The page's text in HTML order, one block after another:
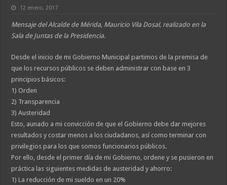
12 enero, 2017
Mensaje del Alcalde de Mérida, Mauricio Vila Dosal, realizado en la
Sala de Juntas de la Presidencia.
Desde el inicio de mi Gobierno Municipal partimos de la premisa de
que los recursos públicos se deben administrar con base en 3
principios básicos:
1) Orden
2) Transparencia
3) Austeridad
Esto, aunado a mi convicción de que el Gobierno debe dar mejores
resultados y costar menos a los ciudadanos, así como terminar con
privilegios para los que somos funcionarios públicos.
Por ello, desde el primer día de mi Gobierno, ordene y se pusieron en
práctica las siguientes medidas de austeridad y ahorro:
1) La reducción de mi sueldo en un 20%